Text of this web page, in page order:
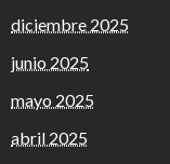
diciembre 2025
junio 2025
mayo 2025
abril 2025